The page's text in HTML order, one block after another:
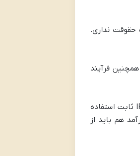
حقوقت نداری.
همچنین فرآیند
به دلیل تحریم‌ها، برای استفاده از Upwork باید از ابزارهایی مثل VPN با IP ثابت استفاده
هم باید از